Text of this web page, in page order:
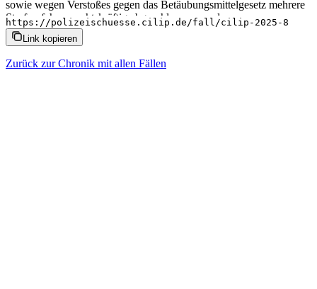
sowie wegen Verstoßes gegen das Betäubungsmittelgesetz mehrere
Strafverfahren rechtskräftig abgeschlossen worden.
https://polizeischuesse.cilip.de/fall/cilip-2025-8
Link kopieren
Zurück zur Chronik mit allen Fällen